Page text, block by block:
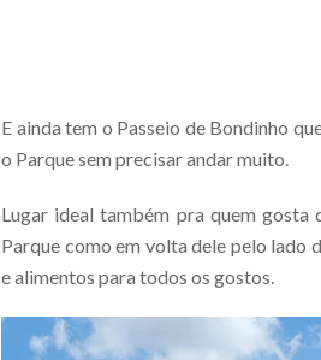
E ainda tem o Passeio de Bondinho
o Parque sem precisar andar muito.
Lugar ideal também pra quem
Parque como em volta dele pelo lado
e alimentos para todos os gostos.